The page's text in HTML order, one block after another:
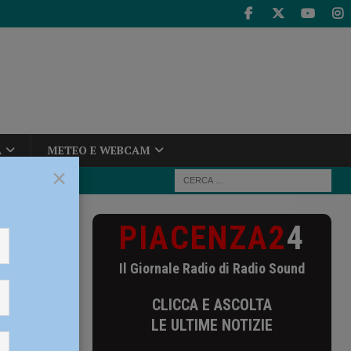
METEO E WEBCAM
Pace
PIACENZA24
Il Giornale Radio di Radio Sound
CLICCA E ASCOLTA
LE ULTIME NOTIZIE
×